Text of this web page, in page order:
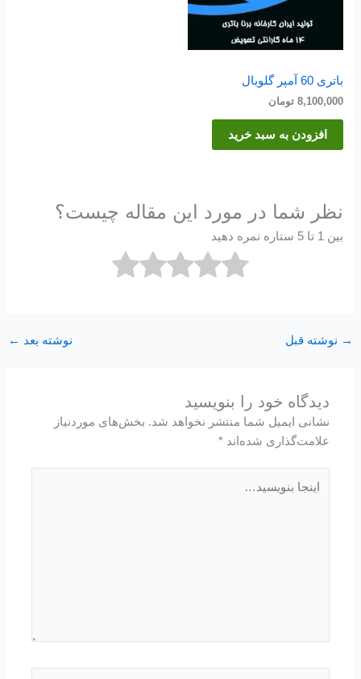
باتری 60 آمپر گلوبال
8,100,000 تومان
افزودن به سبد خرید
نظر شما در مورد این مقاله چیست؟
بین 1 تا 5 ستاره نمره دهید
→ نوشته قبل نوشته بعد ←
دیدگاه‌ خود را بنویسید
نشانی ایمیل شما منتشر نخواهد شد. بخش‌های موردنیاز
علامت‌گذاری شده‌اند*
بنویسید…